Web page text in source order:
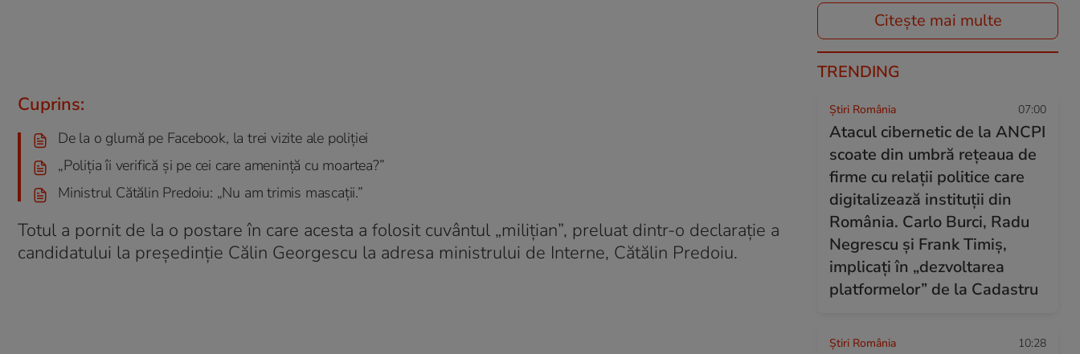
Cuprins:
De la o glumă pe Facebook, la trei vizite ale poliției
„Poliția îi verifică și pe cei care amenință cu moartea?”
Ministrul Cătălin Predoiu: „Nu am trimis mascații.”
Totul a pornit de la o postare în care acesta a folosit cuvântul „milițian”, preluat dintr-o declarație a
candidatului la președinție Călin Georgescu la adresa ministrului de Interne, Cătălin Predoiu.
Citește mai multe
TRENDING
Știri România 07:00
Atacul cibernetic de la ANCPI
scoate din umbră rețeaua de
firme cu relații politice care
digitalizează instituții din
România. Carlo Burci, Radu
Negrescu și Frank Timiș,
implicați în „dezvoltarea
platformelor” de la Cadastru
Știri România 10:28